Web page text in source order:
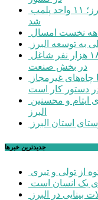
شد
به توسعه البرز
در بخش صنعت
دستور کار است
البرز
جديدترين خبرها
از تولی و تبری
یک انسان است